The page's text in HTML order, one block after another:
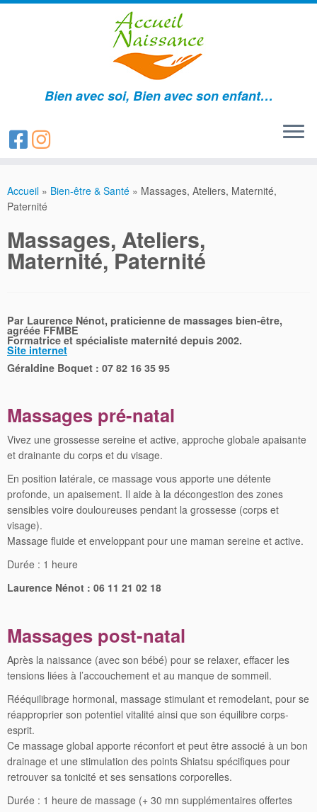
au
contenu
Bien avec soi, Bien avec son enfant…
Accueil » Bien-être & Santé » Massages, Ateliers, Maternité,
Paternité
Massages, Ateliers,
Maternité, Paternité
Par Laurence Nénot, praticienne de massages bien-être,
agréée FFMBE
Formatrice et spécialiste maternité depuis 2002.
Site internet
Géraldine Boquet : 07 82 16 35 95
Massages pré-natal
Vivez une grossesse sereine et active, approche globale apaisante
et drainante du corps et du visage.
En position latérale, ce massage vous apporte une détente
profonde, un apaisement. Il aide à la décongestion des zones
sensibles voire douloureuses pendant la grossesse (corps et
visage).
Massage fluide et enveloppant pour une maman sereine et active.
Durée : 1 heure
Laurence Nénot : 06 11 21 02 18
Massages post-natal
Après la naissance (avec son bébé) pour se relaxer, effacer les
tensions liées à l’accouchement et au manque de sommeil.
Rééquilibrage hormonal, massage stimulant et remodelant, pour se
réapproprier son potentiel vitalité ainsi que son équilibre corps-
esprit.
Ce massage global apporte réconfort et peut être associé à un bon
drainage et une stimulation des points Shiatsu spécifiques pour
retrouver sa tonicité et ses sensations corporelles.
Durée : 1 heure de massage (+ 30 mn supplémentaires offertes